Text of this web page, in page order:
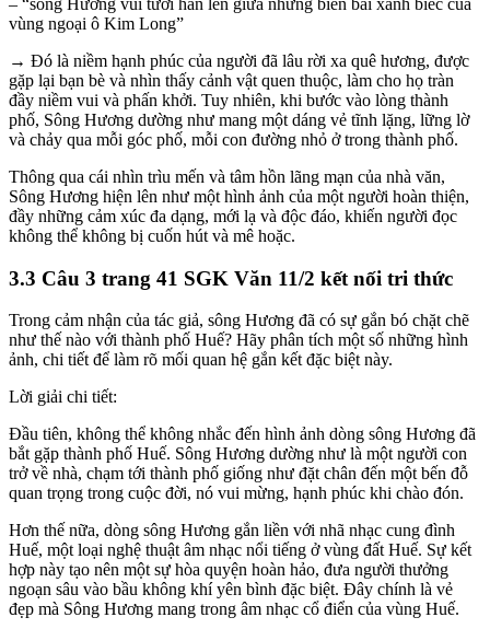
– “sông Hương vui tươi hẳn lên giữa những biền bãi xanh biếc của
vùng ngoại ô Kim Long”
→ Đó là niềm hạnh phúc của người đã lâu rời xa quê hương, được
gặp lại bạn bè và nhìn thấy cảnh vật quen thuộc, làm cho họ tràn
đầy niềm vui và phấn khởi. Tuy nhiên, khi bước vào lòng thành
phố, Sông Hương dường như mang một dáng vẻ tĩnh lặng, lững lờ
và chảy qua mỗi góc phố, mỗi con đường nhỏ ở trong thành phố.
Thông qua cái nhìn trìu mến và tâm hồn lãng mạn của nhà văn,
Sông Hương hiện lên như một hình ảnh của một người hoàn thiện,
đầy những cảm xúc đa dạng, mới lạ và độc đáo, khiến người đọc
không thể không bị cuốn hút và mê hoặc.
3.3 Câu 3 trang 41 SGK Văn 11/2 kết nối tri thức
Trong cảm nhận của tác giả, sông Hương đã có sự gắn bó chặt chẽ
như thế nào với thành phố Huế? Hãy phân tích một số những hình
ảnh, chi tiết để làm rõ mối quan hệ gắn kết đặc biệt này.
Lời giải chi tiết:
Đầu tiên, không thể không nhắc đến hình ảnh dòng sông Hương đã
bắt gặp thành phố Huế. Sông Hương dường như là một người con
trở về nhà, chạm tới thành phố giống như đặt chân đến một bến đỗ
quan trọng trong cuộc đời, nó vui mừng, hạnh phúc khi chào đón.
Hơn thế nữa, dòng sông Hương gắn liền với nhã nhạc cung đình
Huế, một loại nghệ thuật âm nhạc nổi tiếng ở vùng đất Huế. Sự kết
hợp này tạo nên một sự hòa quyện hoàn hảo, đưa người thưởng
ngoạn sâu vào bầu không khí yên bình đặc biệt. Đây chính là vẻ
đẹp mà Sông Hương mang trong âm nhạc cổ điển của vùng Huế.